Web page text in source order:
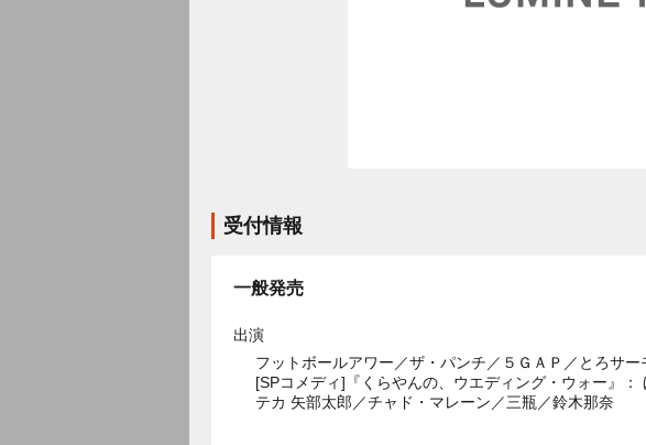
受付情報
一般発売
出演
フットボールアワー／ザ・パンチ／５ＧＡＰ／とろサ
[SPコメディ]『くらやんの、ウエディング・ウォー』
テカ 矢部太郎／チャド・マレーン／三瓶／鈴木那奈